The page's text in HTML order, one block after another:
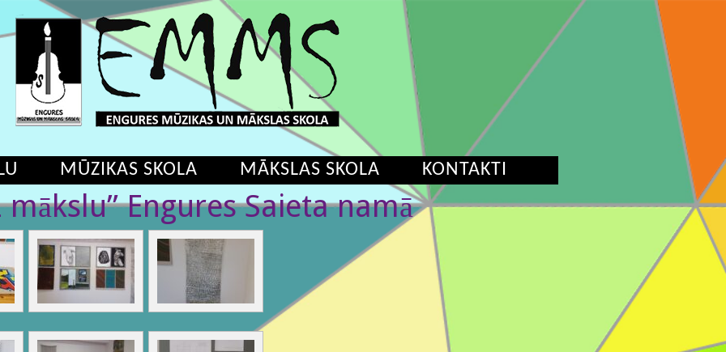
MŪZIKAS SKOLA MĀKSLAS SKOLA KONTAKTI
mākslu” Engures Saieta namā